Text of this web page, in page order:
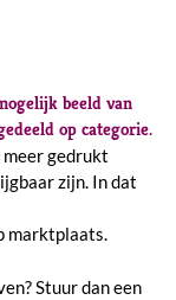
beeld van
op categorie.
gedrukt
zijn. In dat
marktplaats.
Stuur dan een